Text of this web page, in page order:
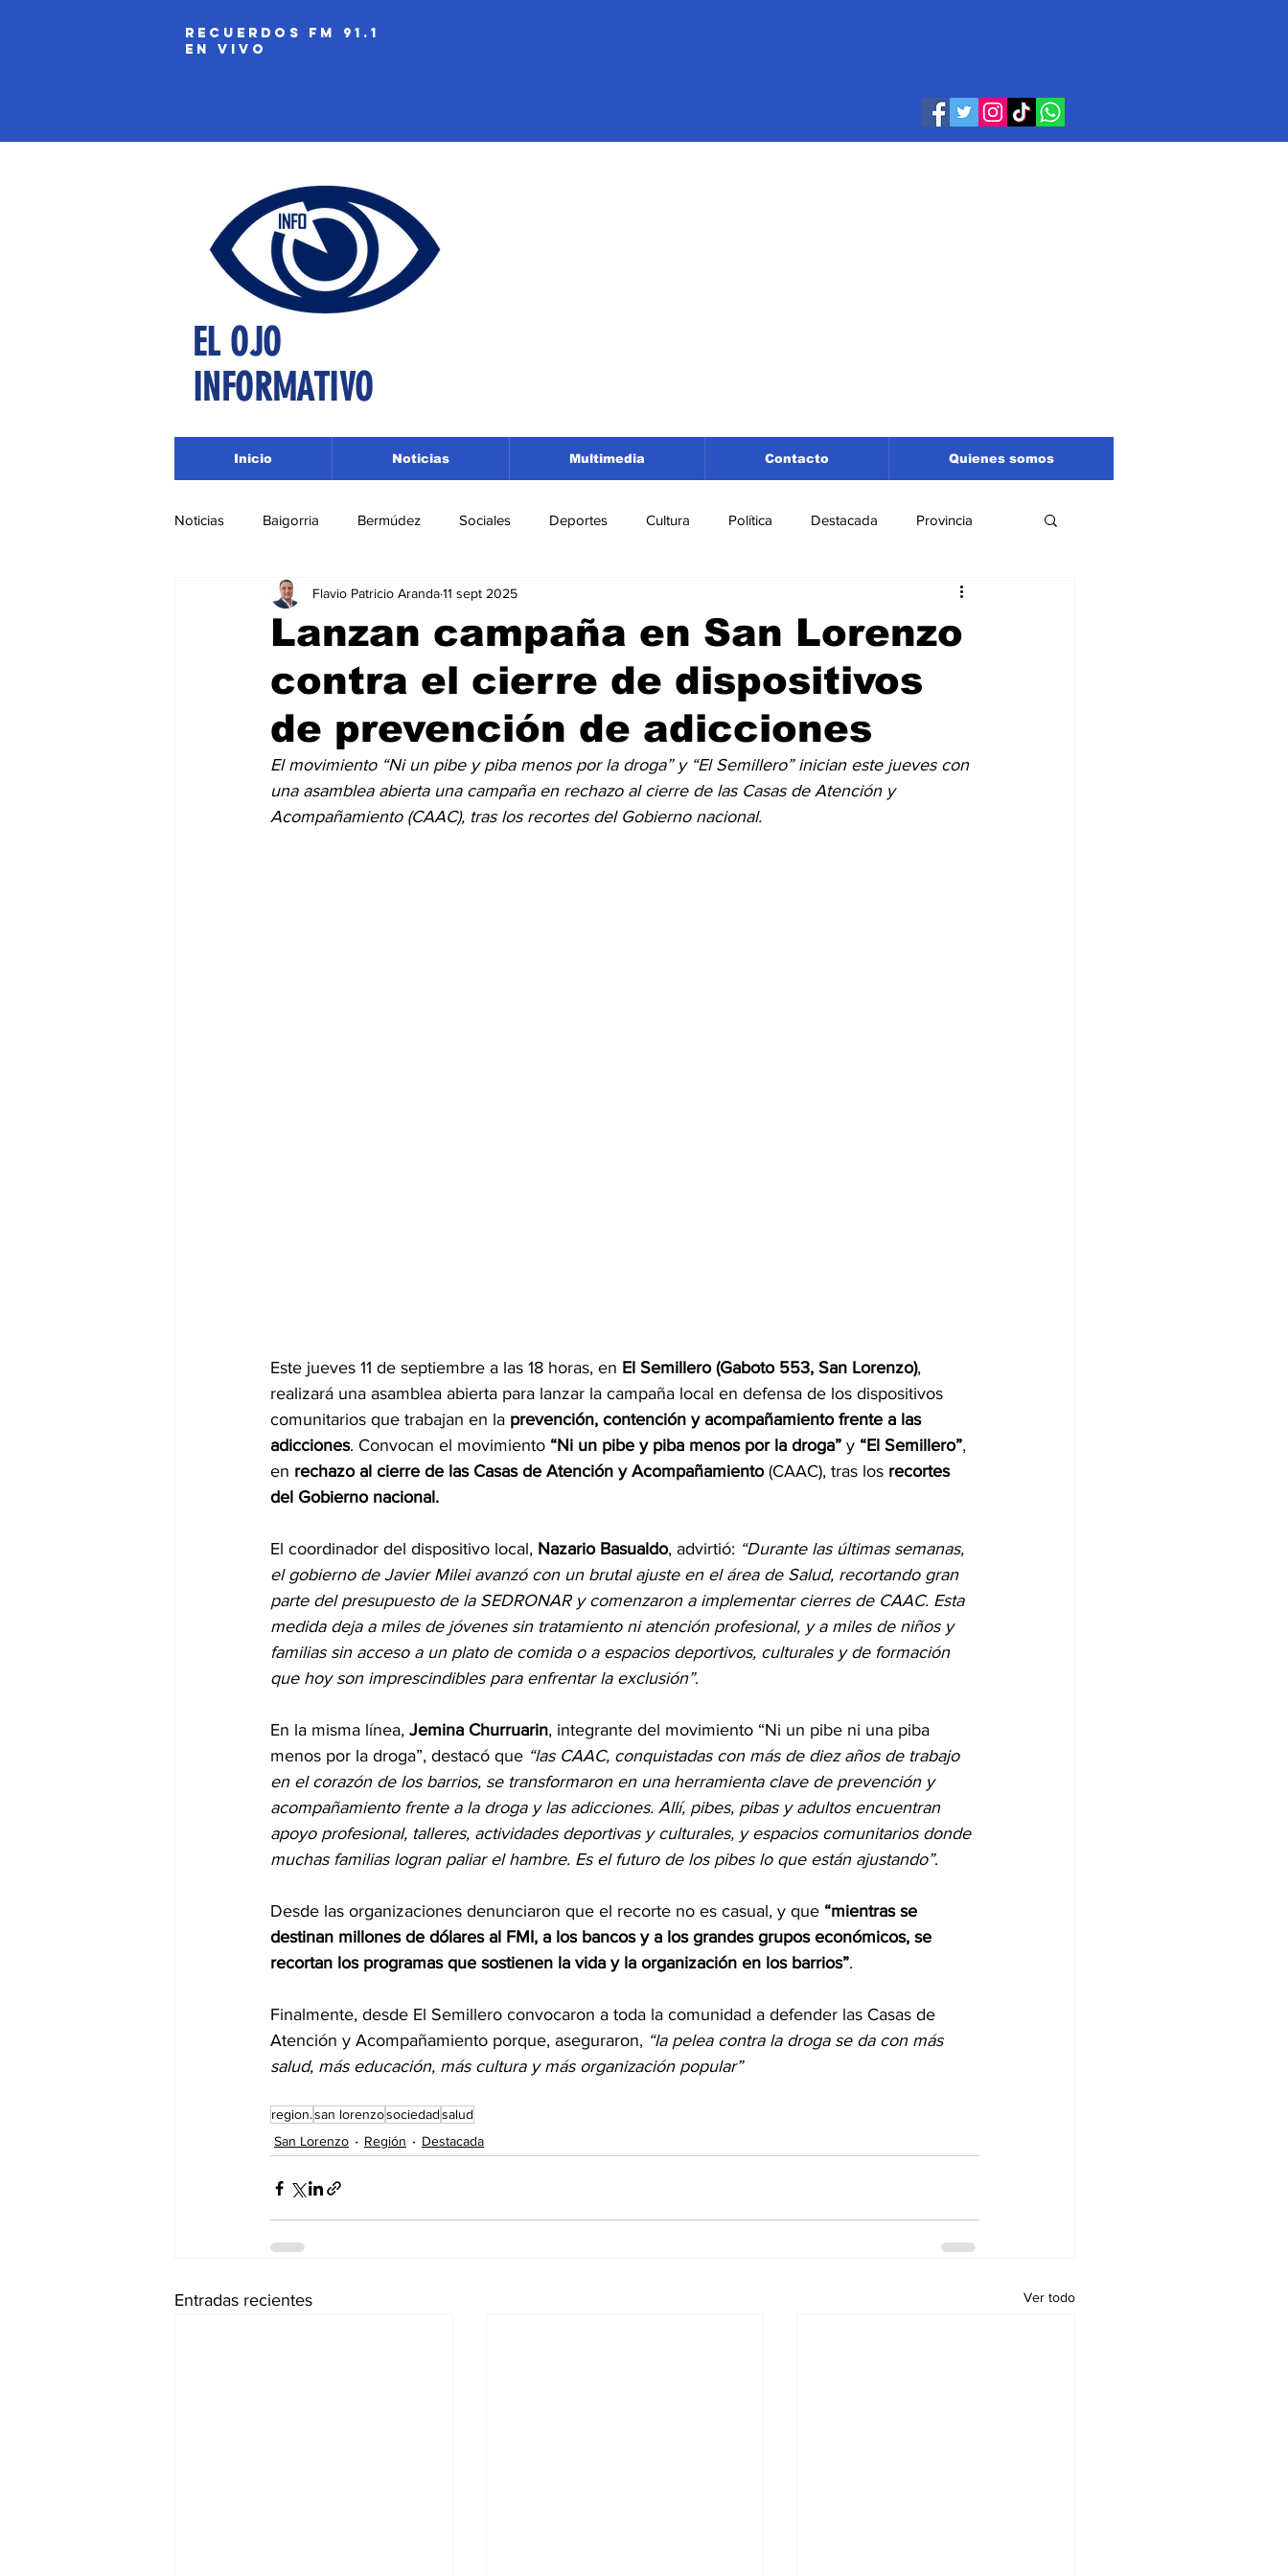
recuerdos fm 91.1
EN VIVO
EL OJO
INFORMATIVO
Inicio Noticias Multimedia Contacto Quienes somos
Noticias Baigorria Bermúdez Sociales Deportes Cultura Política Destacada Provincia
Nacionales Beltrán San Lorenzo Santa Fe
Roldán Departamento San Lorenzo Pujato Turismo Economía Liga Sanlorencina
Asociación Rosarina de Fútbol
Medioambiente
Lanzan campaña en San Lorenzo
contra el cierre de dispositivos
de prevención de adicciones
Flavio Patricio Aranda11 sept 2025
El movimiento “Ni un pibe y piba menos por la droga” y “El Semillero” inician este jueves con
una asamblea abierta una campaña en rechazo al cierre de las Casas de Atención y
Acompañamiento (CAAC), tras los recortes del Gobierno nacional.
Este jueves 11 de septiembre a las 18 horas, en El Semillero (Gaboto 553, San Lorenzo),
realizará una asamblea abierta para lanzar la campaña local en defensa de los dispositivos
comunitarios que trabajan en la prevención, contención y acompañamiento frente a las
adicciones. Convocan el movimiento “Ni un pibe y piba menos por la droga” y “El Semillero”,
en rechazo al cierre de las Casas de Atención y Acompañamiento (CAAC), tras los recortes
del Gobierno nacional.
El coordinador del dispositivo local, Nazario Basualdo, advirtió: “Durante las últimas semanas,
el gobierno de Javier Milei avanzó con un brutal ajuste en el área de Salud, recortando gran
parte del presupuesto de la SEDRONAR y comenzaron a implementar cierres de CAAC. Esta
medida deja a miles de jóvenes sin tratamiento ni atención profesional, y a miles de niños y
familias sin acceso a un plato de comida o a espacios deportivos, culturales y de formación
que hoy son imprescindibles para enfrentar la exclusión”.
En la misma línea, Jemina Churruarin, integrante del movimiento “Ni un pibe ni una piba
menos por la droga”, destacó que “las CAAC, conquistadas con más de diez años de trabajo
en el corazón de los barrios, se transformaron en una herramienta clave de prevención y
acompañamiento frente a la droga y las adicciones. Allí, pibes, pibas y adultos encuentran
apoyo profesional, talleres, actividades deportivas y culturales, y espacios comunitarios donde
muchas familias logran paliar el hambre. Es el futuro de los pibes lo que están ajustando”.
Desde las organizaciones denunciaron que el recorte no es casual, y que “mientras se
destinan millones de dólares al FMI, a los bancos y a los grandes grupos económicos, se
recortan los programas que sostienen la vida y la organización en los barrios”.
Finalmente, desde El Semillero convocaron a toda la comunidad a defender las Casas de
Atención y Acompañamiento porque, aseguraron, “la pelea contra la droga se da con más
salud, más educación, más cultura y más organización popular”
region.san lorenzosociedadsalud
San Lorenzo
Región Destacada
Entradas recientes Ver todo